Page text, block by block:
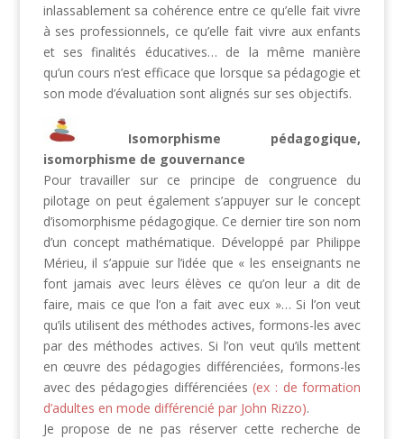
inlassablement sa cohérence entre ce qu’elle fait vivre
à ses professionnels, ce qu’elle fait vivre aux enfants
et ses finalités éducatives… de la même manière
qu’un cours n’est efficace que lorsque sa pédagogie et
son mode d’évaluation sont alignés sur ses objectifs.
Isomorphisme pédagogique,
isomorphisme de gouvernance
Pour travailler sur ce principe de congruence du
pilotage on peut également s’appuyer sur le concept
d’isomorphisme pédagogique. Ce dernier tire son nom
d’un concept mathématique. Développé par Philippe
Mérieu, il s’appuie sur l’idée que « les enseignants ne
font jamais avec leurs élèves ce qu’on leur a dit de
faire, mais ce que l’on a fait avec eux »… Si l’on veut
qu’ils utilisent des méthodes actives, formons-les avec
par des méthodes actives. Si l’on veut qu’ils mettent
en œuvre des pédagogies différenciées, formons-les
avec des pédagogies différenciées(ex : de formation
d’adultes en mode différencié par John Rizzo).
Je propose de ne pas réserver cette recherche de